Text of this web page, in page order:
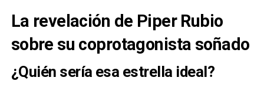
La revelación de Piper Rubio
sobre su coprotagonista soñado
¿Quién sería esa estrella ideal?